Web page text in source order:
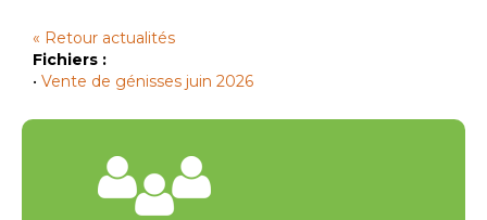
« Retour actualités
Fichiers :
• Vente de génisses juin 2026